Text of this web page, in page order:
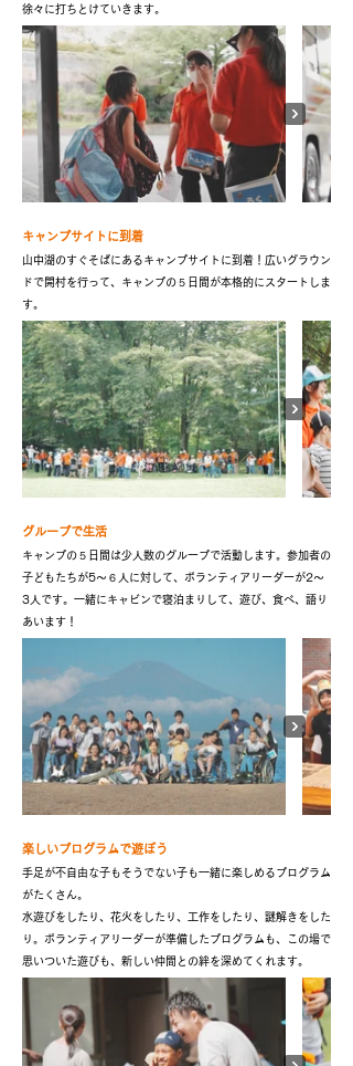
徐々に打ちとけていきます。
キャンプサイトに到着
山中湖のすぐそばにあるキャンプサイトに到着！広いグラウン
ドで開村を行って、キャンプの５日間が本格的にスタートしま
す。
グループで生活
キャンプの５日間は少人数のグループで活動します。参加者の
子どもたちが5〜６人に対して、ボランティアリーダーが2〜
3人です。一緒にキャビンで寝泊まりして、遊び、食べ、語り
あいます！
楽しいプログラムで遊ぼう
手足が不自由な子もそうでない子も一緒に楽しめるプログラム
がたくさん。
水遊びをしたり、花火をしたり、工作をしたり、謎解きをした
り。ボランティアリーダーが準備したプログラムも、この場で
思いついた遊びも、新しい仲間との絆を深めてくれます。